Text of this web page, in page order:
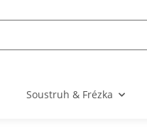
Soustruh & Frézka